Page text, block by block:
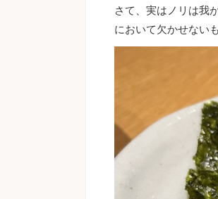
さて、実はノリは我
において欠かせない